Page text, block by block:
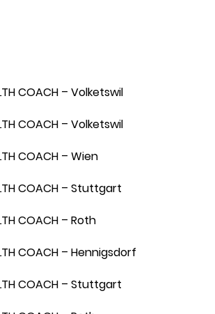
COACH – Volketswil
COACH – Volketswil
COACH – Wien
COACH – Stuttgart
COACH – Roth
COACH – Hennigsdorf
COACH – Stuttgart